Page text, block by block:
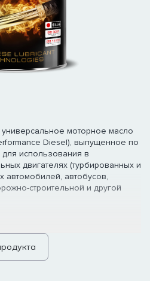
универсальное моторное масло
Diesel), выпущенное по
для использования в
двигателях (турбированных и
автомобилей, автобусов,
строительной и другой